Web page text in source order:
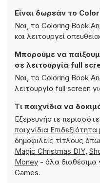
Είναι δωρεάν το
Ναι, το Coloring Book
και λειτουργεί
Μπορούμε να
σε λειτουργία full
Ναι, το Coloring Book
λειτουργία full screen
Τι παιχνίδια να
Εξερευνήστε
παιχνίδια Επιδεξιότητα
δημοφιλείς τίτλους
Magic Christmas DIY,
Money - όλα διαθέσιμα
Games.